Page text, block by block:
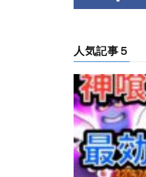
人気記事５